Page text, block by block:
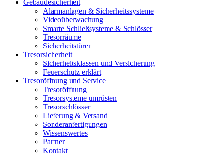
Gebäudesicherheit
Alarmanlagen & Sicherheitssysteme
Videoüberwachung
Smarte Schließsysteme & Schlösser
Tresorräume
Sicherheitstüren
Tresorsicherheit
Sicherheitsklassen und Versicherung
Feuerschutz erklärt
Tresoröffnung und Service
Tresoröffnung
Tresorsysteme umrüsten
Tresorschlösser
Lieferung & Versand
Sonderanfertigungen
Wissenswertes
Partner
Kontakt